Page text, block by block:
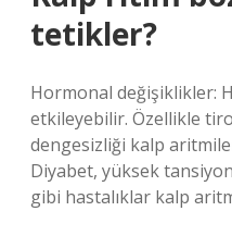
tetikler?
Hormonal değişiklikler:
etkileyebilir. Özellikle
dengesizliği kalp
Diyabet, yüksek
gibi hastalıklar kalp